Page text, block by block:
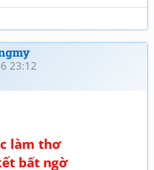
23:12
làm thơ
bất ngờ